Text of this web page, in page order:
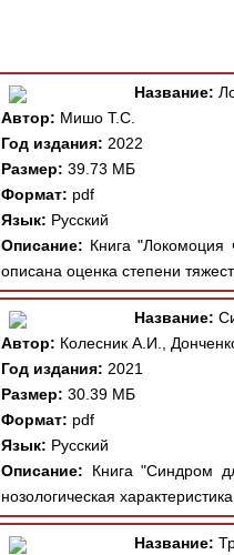
Название:
Автор: Мишо Т.С.
Год издания: 2022
Размер: 39.73 МБ
Формат: pdf
Язык: Русский
Описание: Книга "Локомоция
описана оценка степени
Название:
Автор: Колесник А.И.,
Год издания: 2021
Размер: 30.39 МБ
Формат: pdf
Язык: Русский
Описание: Книга "Синдром
нозологическая
Название: